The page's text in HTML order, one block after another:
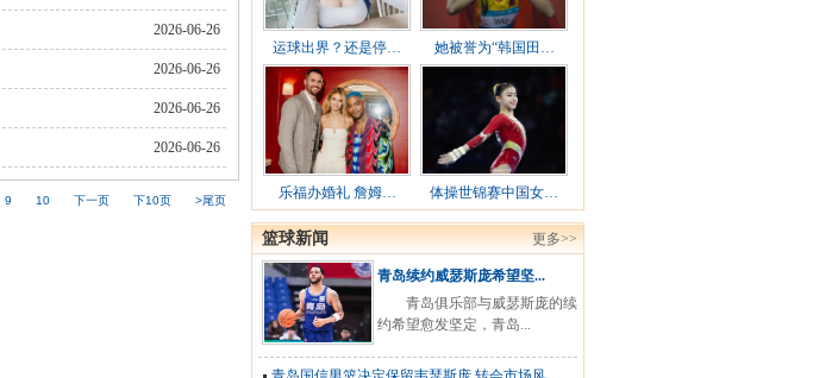
2026-06-26
2026-06-26
2026-06-26
2026-06-26
9 10 下一页 下10页 >尾页
运球出界？还是停… 她被誉为“韩国田…
乐福办婚礼 詹姆… 体操世锦赛中国女…
更多>>
篮球新闻
青岛续约威瑟斯庞希望坚...
青岛俱乐部与威瑟斯庞的续
约希望愈发坚定，青岛...